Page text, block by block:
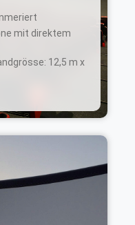
mit direktem
12,5 m x